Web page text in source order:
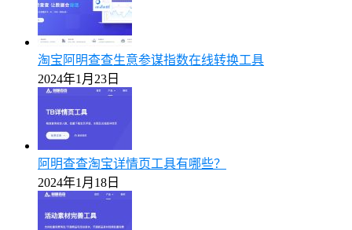
淘宝阿明查查生意参谋指数在线转换工具
2024年1月23日
阿明查查淘宝详情页工具有哪些？
2024年1月18日